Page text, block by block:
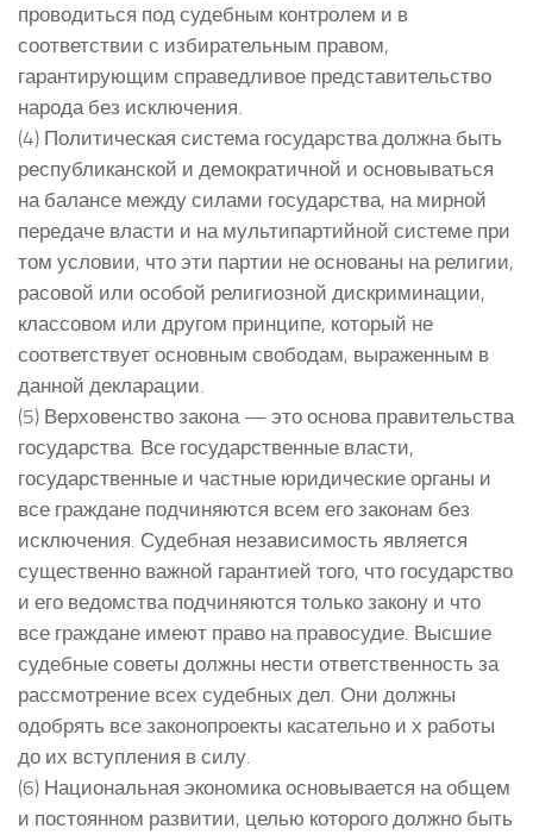
проводиться под судебным контролем и в
соответствии с избирательным правом,
гарантирующим справедливое представительство
народа без исключения.
(4) Политическая система государства должна быть
республиканской и демократичной и основываться
на балансе между силами государства, на мирной
передаче власти и на мультипартийной системе при
том условии, что эти партии не основаны на религии,
расовой или особой религиозной дискриминации,
классовом или другом принципе, который не
соответствует основным свободам, выраженным в
данной декларации.
(5) Верховенство закона — это основа правительства
государства. Все государственные власти,
государственные и частные юридические органы и
все граждане подчиняются всем его законам без
исключения. Судебная независимость является
существенно важной гарантией того, что государство
и его ведомства подчиняются только закону и что
все граждане имеют право на правосудие. Высшие
судебные советы должны нести ответственность за
рассмотрение всех судебных дел. Они должны
одобрять все законопроекты касательно и х работы
до их вступления в силу.
(6) Национальная экономика основывается на общем
и постоянном развитии, целью которого должно быть